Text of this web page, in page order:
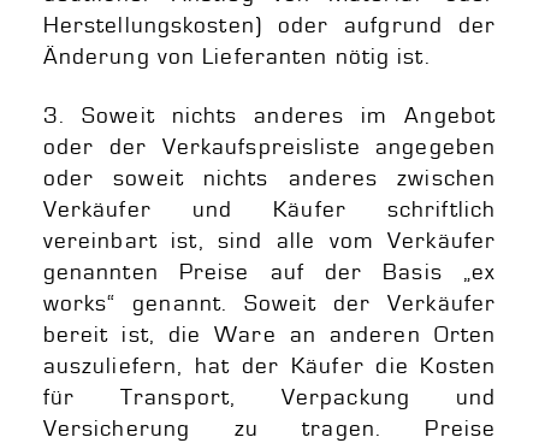
Herstellungskosten) oder aufgrund der
Änderung von Lieferanten nötig ist.
3. Soweit nichts anderes im Angebot
oder der Verkaufspreisliste angegeben
oder soweit nichts anderes zwischen
Verkäufer und Käufer schriftlich
vereinbart ist, sind alle vom Verkäufer
genannten Preise auf der Basis „ex
works“ genannt. Soweit der Verkäufer
bereit ist, die Ware an anderen Orten
auszuliefern, hat der Käufer die Kosten
für Transport, Verpackung und
Versicherung zu tragen. Preise